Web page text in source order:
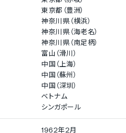
東京都（豊洲）
神奈川県（横浜）
神奈川県（海老名）
神奈川県（南足柄）
富山（滑川）
中国（上海）
中国（蘇州）
中国（深圳）
ベトナム
シンガポール
1962年2月